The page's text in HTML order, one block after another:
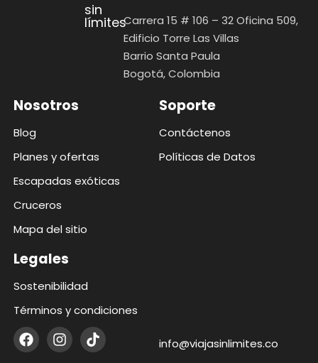
sin
límitesCarrera 15 # 106 – 32 Oficina 509,
Edificio Torre Las Villas
Barrio Santa Paula
Bogotá, Colombia
Nosotros
Blog
Planes y ofertas
Escapadas exóticas
Cruceros
Mapa del sitio
Soporte
Contáctenos
Políticas de Datos
Legales
Sostenibilidad
Términos y condiciones
info@viajasinlimites.co